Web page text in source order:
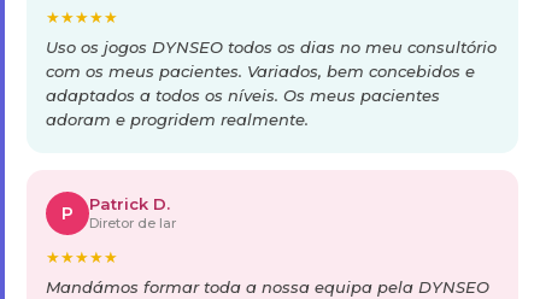
★★★★★
Uso os jogos DYNSEO todos os dias no meu consultório
com os meus pacientes. Variados, bem concebidos e
adaptados a todos os níveis. Os meus pacientes
adoram e progridem realmente.
P Patrick D.
Diretor de lar
★★★★★
Mandámos formar toda a nossa equipa pela DYNSEO